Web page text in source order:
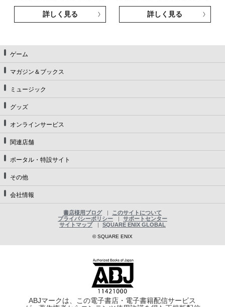
詳しく見る 詳しく見る
ゲーム
マガジン＆ブックス
ミュージック
グッズ
オンラインサービス
関連店舗
ポータル・特設サイト
その他
会社情報
書店様用ブログ
このサイトについて
プライバシーポリシー
サポートセンター
サイトマップ
SQUARE ENIX GLOBAL
© SQUARE ENIX
ABJマークは、この電子書店・電子書籍配信サービス